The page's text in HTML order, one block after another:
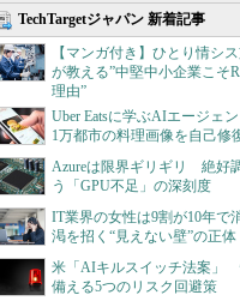
TechTargetジャパン 新着記事
【マンガ付き】ひとり情シ
が教える”中堅中小企業こそ
理由”
Uber Eatsに学ぶAIエージェ
1万都市の料理画像を自己修
Azureは限界ギリギリ 絶好
う「GPU不足」の深刻度
IT業界の女性は9割が10年
渇を招く“見えない壁”の正体
米「AIキルスイッチ法案」
備える5つのリスク回避策